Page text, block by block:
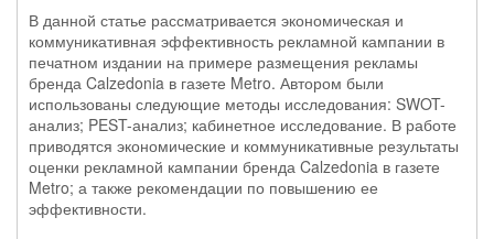
В данной статье рассматривается экономическая и
коммуникативная эффективность рекламной кампании в
печатном издании на примере размещения рекламы
бренда Calzedonia в газете Metro. Автором были
использованы следующие методы исследования: SWOT-
анализ; PEST-анализ; кабинетное исследование. В работе
приводятся экономические и коммуникативные результаты
оценки рекламной кампании бренда Calzedonia в газете
Metro; а также рекомендации по повышению ее
эффективности.